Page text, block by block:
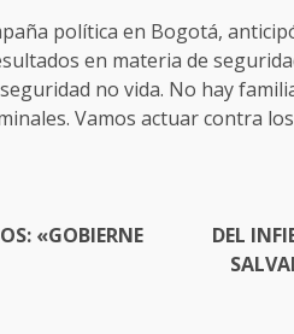
política en Bogotá,
en materia de
no vida. No hay
Vamos actuar contra
«GOBIERNE
DEL